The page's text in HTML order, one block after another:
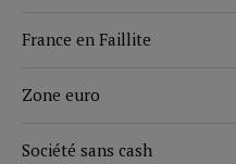
France en Faillite
Zone euro
Société sans cash